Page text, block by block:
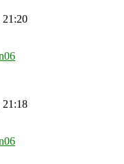
21:20
21:18